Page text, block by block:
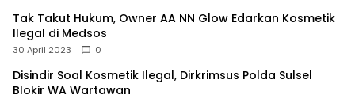
Tak Takut Hukum, Owner AA NN Glow Edarkan Kosmetik
Ilegal di Medsos
30 April 2023 0
Disindir Soal Kosmetik Ilegal, Dirkrimsus Polda Sulsel
Blokir WA Wartawan